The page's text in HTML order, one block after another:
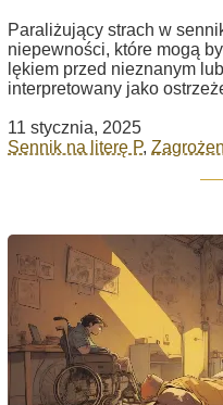
Paraliżujący strach w
niepewności, które mogą
lękiem przed nieznanym
interpretowany jako
11 stycznia, 2025
Sennik na literę P,